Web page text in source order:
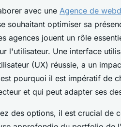
avec une Agence de
souhaitant optimiser sa
agences jouent un rôle
l'utilisateur. Une interface
(UX) réussie, a un
pourquoi il est impératif de
et qui peut adapter ses
des options, il est crucial de